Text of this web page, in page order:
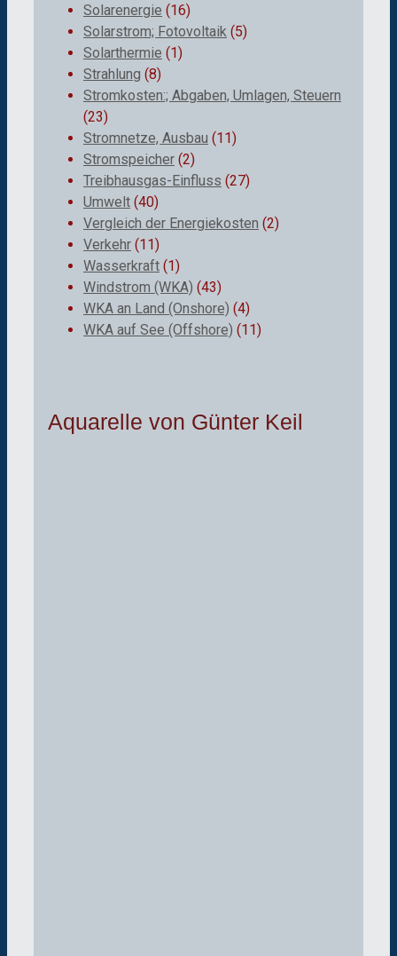
Solarenergie (16)
Solarstrom; Fotovoltaik (5)
Solarthermie (1)
Strahlung (8)
Stromkosten:; Abgaben, Umlagen, Steuern
(23)
Stromnetze, Ausbau (11)
Stromspeicher (2)
Treibhausgas-Einfluss (27)
Umwelt (40)
Vergleich der Energiekosten (2)
Verkehr (11)
Wasserkraft (1)
Windstrom (WKA) (43)
WKA an Land (Onshore) (4)
WKA auf See (Offshore) (11)
Aquarelle von Günter Keil